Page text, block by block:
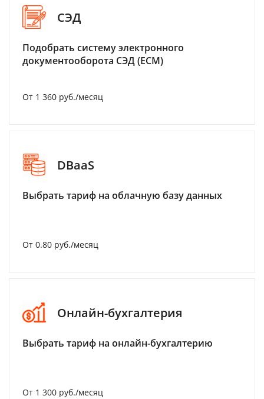
СЭД
Подобрать систему электронного
документооборота СЭД (ECM)
От 1 360 руб./месяц
DBaaS
Выбрать тариф на облачную базу данных
От 0.80 руб./месяц
Онлайн-бухгалтерия
Выбрать тариф на онлайн-бухгалтерию
От 1 300 руб./месяц